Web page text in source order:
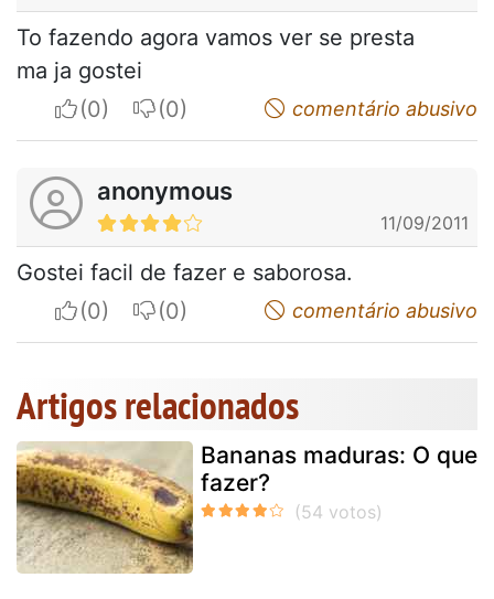
To fazendo agora vamos ver se presta
ma ja gostei
I apreciateI do not appreciatecomentário abusivo
anonymous
11/09/2011
Gostei facil de fazer e saborosa.
I apreciateI do not appreciatecomentário abusivo
Artigos relacionados
Bananas maduras: O que
fazer?